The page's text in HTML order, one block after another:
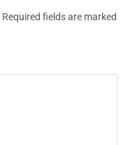
Required fields are marked